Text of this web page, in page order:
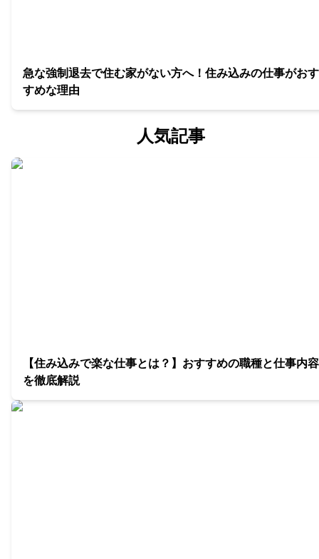
急な強制退去で住む家がない方へ！住み込みの仕事がおす
すめな理由
人気記事
【住み込みで楽な仕事とは？】おすすめの職種と仕事内容
を徹底解説